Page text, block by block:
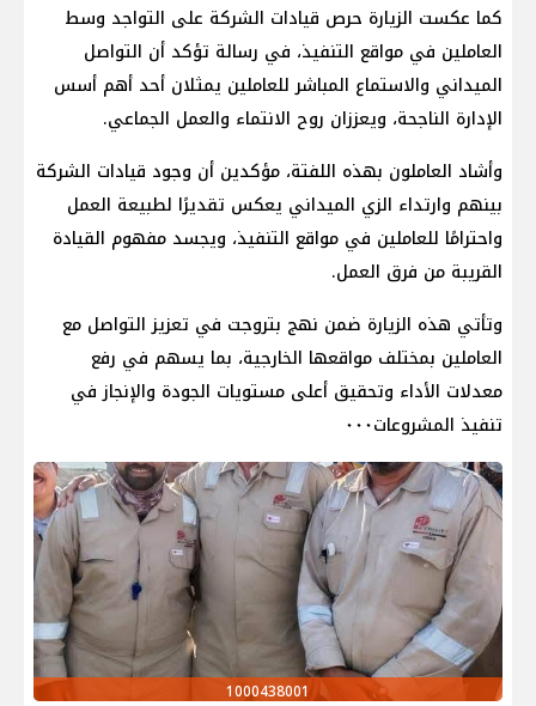
كما عكست الزيارة حرص قيادات الشركة على التواجد وسط
العاملين في مواقع التنفيذ، في رسالة تؤكد أن التواصل
الميداني والاستماع المباشر للعاملين يمثلان أحد أهم أسس
الإدارة الناجحة، ويعززان روح الانتماء والعمل الجماعي.
وأشاد العاملون بهذه اللفتة، مؤكدين أن وجود قيادات الشركة
بينهم وارتداء الزي الميداني يعكس تقديرًا لطبيعة العمل
واحترامًا للعاملين في مواقع التنفيذ، ويجسد مفهوم القيادة
القريبة من فرق العمل.
وتأتي هذه الزيارة ضمن نهج بتروجت في تعزيز التواصل مع
العاملين بمختلف مواقعها الخارجية، بما يسهم في رفع
معدلات الأداء وتحقيق أعلى مستويات الجودة والإنجاز في
تنفيذ المشروعات٠٠٠
1000438001